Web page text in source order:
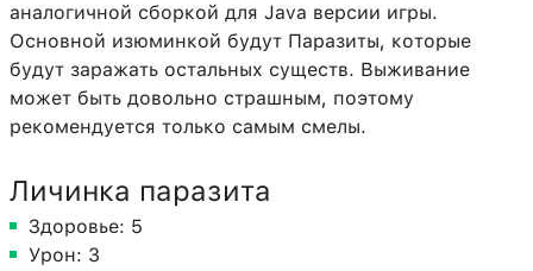
аналогичной сборкой для Java версии игры.
Основной изюминкой будут Паразиты, которые
будут заражать остальных существ. Выживание
может быть довольно страшным, поэтому
рекомендуется только самым смелы.
Личинка паразита
Здоровье: 5
Урон: 3